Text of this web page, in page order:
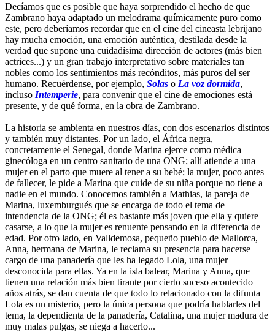
Decíamos que es posible que haya sorprendido el hecho de que
Zambrano haya adaptado un melodrama químicamente puro como
este, pero deberíamos recordar que en el cine del cineasta lebrijano
hay mucha emoción, una emoción auténtica, destilada desde la
verdad que supone una cuidadísima dirección de actores (más bien
actrices...) y un gran trabajo interpretativo sobre materiales tan
nobles como los sentimientos más recónditos, más puros del ser
humano. Recuérdense, por ejemplo, Solas o La voz dormida,
incluso Intemperie, para convenir que el cine de emociones está
presente, y de qué forma, en la obra de Zambrano.
La historia se ambienta en nuestros días, con dos escenarios distintos
y también muy distantes. Por un lado, el África negra,
concretamente el Senegal, donde Marina ejerce como médica
ginecóloga en un centro sanitario de una ONG; allí atiende a una
mujer en el parto que muere al tener a su bebé; la mujer, poco antes
de fallecer, le pide a Marina que cuide de su niña porque no tiene a
nadie en el mundo. Conocemos también a Mathias, la pareja de
Marina, luxemburgués que se encarga de todo el tema de
intendencia de la ONG; él es bastante más joven que ella y quiere
casarse, a lo que la mujer es renuente pensando en la diferencia de
edad. Por otro lado, en Valldemosa, pequeño pueblo de Mallorca,
Anna, hermana de Marina, le reclama su presencia para hacerse
cargo de una panadería que les ha legado Lola, una mujer
desconocida para ellas. Ya en la isla balear, Marina y Anna, que
tienen una relación más bien tirante por cierto suceso acontecido
años atrás, se dan cuenta de que todo lo relacionado con la difunta
Lola es un misterio, pero la única persona que podría hablarles del
tema, la dependienta de la panadería, Catalina, una mujer madura de
muy malas pulgas, se niega a hacerlo...